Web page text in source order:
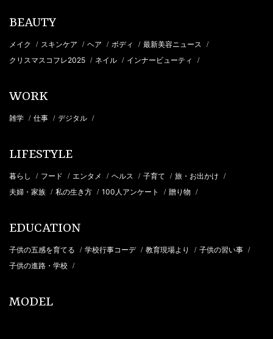
BEAUTY
メイク / スキンケア / ヘア / ボディ / 最新美容ニュース /
クリスマスコフレ2025 / ネイル / インナービューティ /
WORK
雑学 / 仕事 / デジタル /
LIFESTYLE
暮らし / フード / エンタメ / ヘルス / 子育て / 旅・お出かけ /
夫婦・家族 / 私の生き方 / 100人アンケート / 贈り物 /
EDUCATION
子供の五感を育てる / 学校行事コーデ / 教育現場より / 子供の習い事 /
子供の進路・学校 /
MODEL